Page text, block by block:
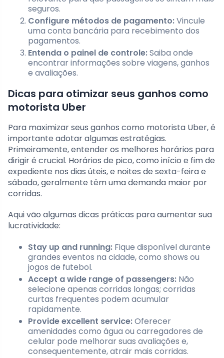
seguros.
Configure métodos de pagamento:Vincule
uma conta bancária para recebimento dos
pagamentos.
Entenda o painel de controle:Saiba onde
encontrar informações sobre viagens, ganhos
e avaliações.
Dicas para otimizar seus ganhos como
motorista Uber
Para maximizar seus ganhos como motorista Uber, é
importante adotar algumas estratégias.
Primeiramente, entender os melhores horários para
dirigir é crucial. Horários de pico, como início e fim de
expediente nos dias úteis, e noites de sexta-feira e
sábado, geralmente têm uma demanda maior por
corridas.
Aqui vão algumas dicas práticas para aumentar sua
lucratividade:
Stay up and running: Fique disponível durante
grandes eventos na cidade, como shows ou
jogos de futebol.
Accept a wide range of passengers: Não
selecione apenas corridas longas; corridas
curtas frequentes podem acumular
rapidamente.
Provide excellent service:Oferecer
amenidades como água ou carregadores de
celular pode melhorar suas avaliações e,
consequentemente, atrair mais corridas.